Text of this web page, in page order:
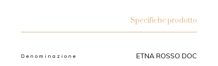
Specifiche prodotto
Denominazione ETNA ROSSO DOC